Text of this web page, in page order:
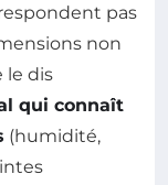
pas
non
le dis
qui connaît
(humidité,